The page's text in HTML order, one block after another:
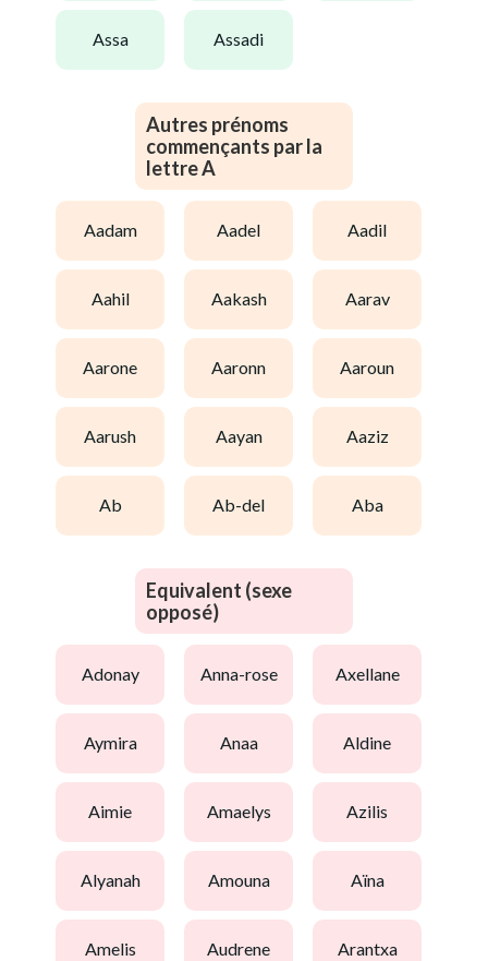
assa assadi
Autres prénoms
commençants par la
lettre A
aadam aadel aadil
aahil aakash aarav
aarone aaronn aaroun
aarush aayan aaziz
ab ab-del aba
Equivalent (sexe
opposé)
adonay anna-rose axellane
aymira anaa aldine
aimie amaelys azilis
alyanah amouna aïna
amelis audrene arantxa